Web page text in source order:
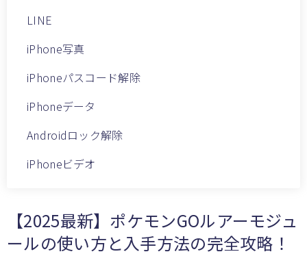
LINE
iPhone写真
iPhoneパスコード解除
iPhoneデータ
Androidロック解除
iPhoneビデオ
【2025最新】ポケモンGOルアーモジュ
ールの使い方と入手方法の完全攻略！